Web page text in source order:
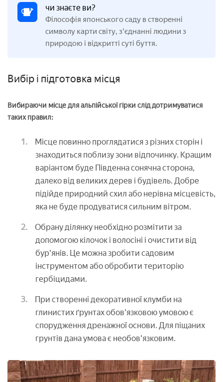
чи знаєте ви?
Філософія японського саду в створенні
символу карти світу, з'єднанні людини з
природою і відкритті суті буття.
Вибір і підготовка місця
Вибираючи місце для альпійської гірки слід дотримуватися
таких правил:
Місце повинно проглядатися з різних сторін і
знаходиться поблизу зони відпочинку. Кращим
варіантом буде Південна сонячна сторона,
далеко від великих дерев і будівель. Добре
підійде природний схил або нерівна місцевість,
яка не буде продуватися сильним вітром.
Обрану ділянку необхідно розмітити за
допомогою кілочок і волосіні і очистити від
бур'янів. Це можна зробити садовим
інструментом або обробити територію
гербіцидами.
При створенні декоративної клумби на
глинистих ґрунтах обов'язковою умовою є
спорудження дренажної основи. Для піщаних
грунтів дана умова є необов'язковим.